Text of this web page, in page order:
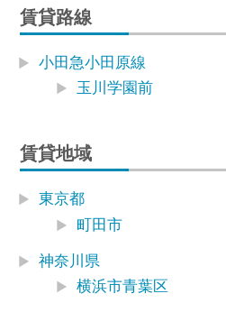
賃貸路線
小田急小田原線
玉川学園前
賃貸地域
東京都
町田市
神奈川県
横浜市青葉区